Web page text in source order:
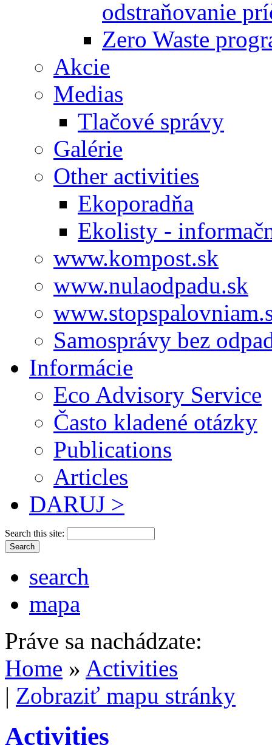
odstraňovanie
Zero Waste
Akcie
Medias
Tlačové správy
Galérie
Other activities
Ekoporadňa
Ekolisty -
www.kompost.sk
www.nulaodpadu.sk
Samosprávy bez
Informácie
Eco Advisory Service
Často kladené otázky
Publications
Articles
DARUJ >
Search this site:
search
mapa
Práve sa nachádzate:
Home » Activities
| Zobraziť mapu stránky
Activities